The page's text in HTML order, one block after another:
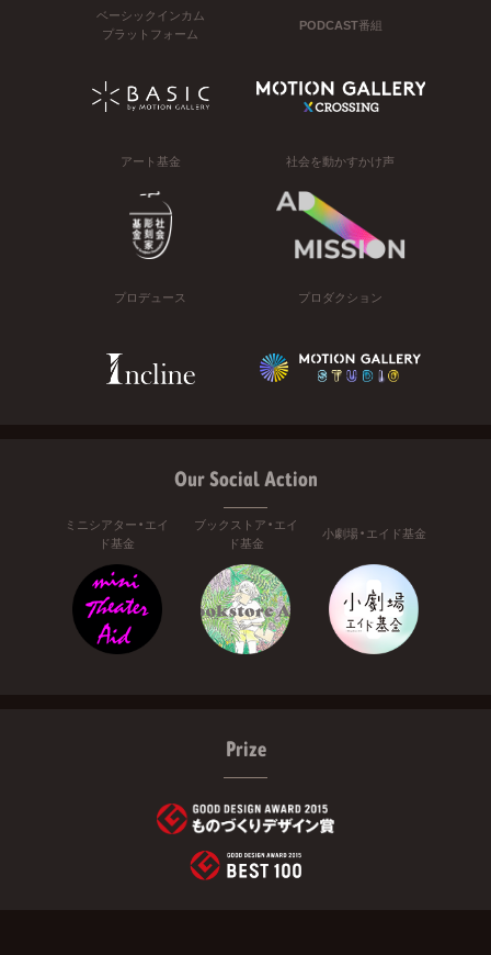
ベーシックインカム
プラットフォーム
PODCAST番組
アート基金 社会を動かすかけ声
プロデュース プロダクション
Our Social Action
ミニシアター・エイ
ド基金
ブックストア・エイ
ド基金
小劇場・エイド基金
Prize